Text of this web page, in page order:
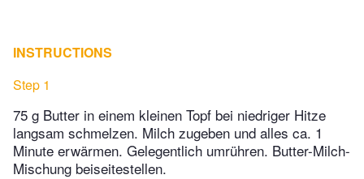
INSTRUCTIONS
Step 1
75 g Butter in einem kleinen Topf bei niedriger Hitze
langsam schmelzen. Milch zugeben und alles ca. 1
Minute erwärmen. Gelegentlich umrühren. Butter-Milch-
Mischung beiseitestellen.